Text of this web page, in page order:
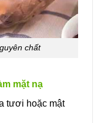
chất
mặt nạ
tươi hoặc mật